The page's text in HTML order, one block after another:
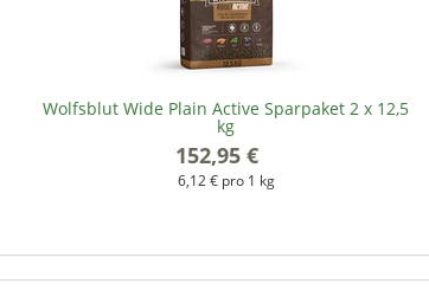
Wolfsblut Wide Plain Active Sparpaket 2 x 12,5
kg
152,95 €
6,12 € pro 1 kg